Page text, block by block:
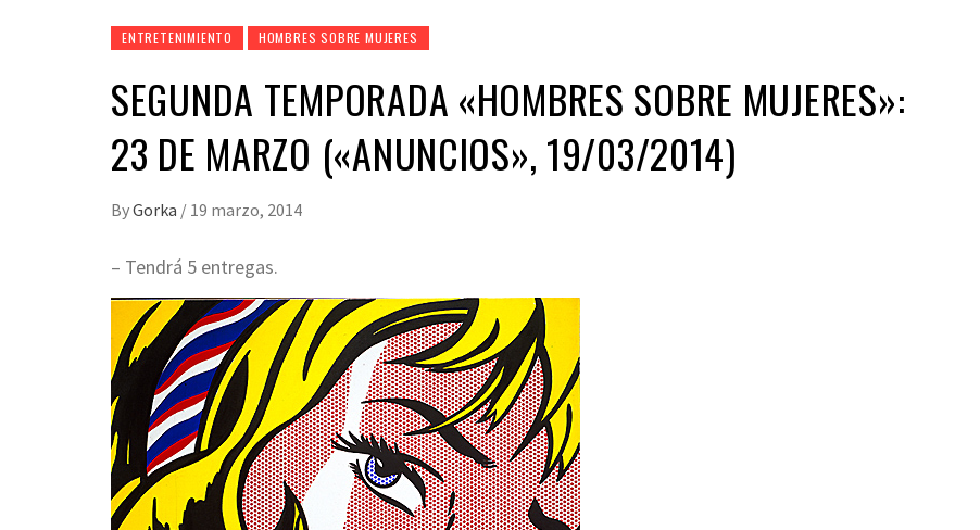
ENTRETENIMIENTO HOMBRES SOBRE MUJERES
SEGUNDA TEMPORADA «HOMBRES SOBRE MUJERES»:
23 DE MARZO («ANUNCIOS», 19/03/2014)
ByGorka / 19 marzo, 2014
– Tendrá 5 entregas.